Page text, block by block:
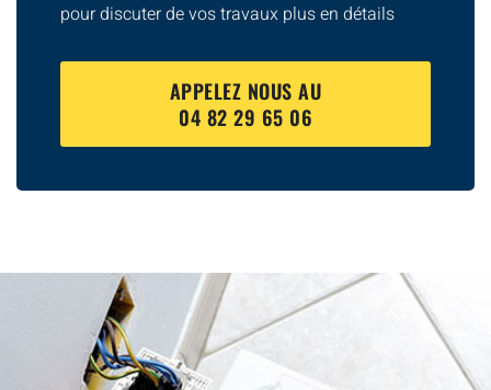
pour discuter de vos travaux plus en détails
APPELEZ NOUS AU
04 82 29 65 06